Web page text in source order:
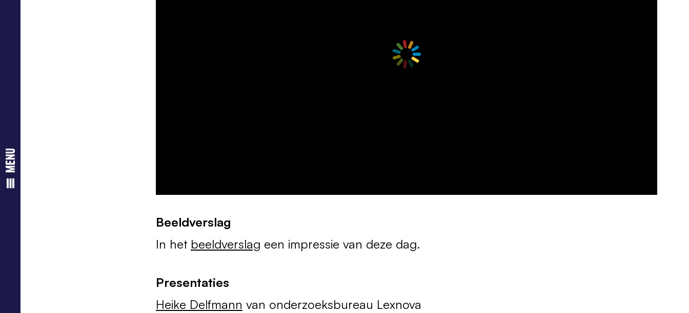
menu
Beeldverslag
In het beeldverslag een impressie van deze dag.
Presentaties
Heike Delfmann van onderzoeksbureau Lexnova